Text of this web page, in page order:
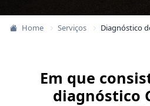
Home Serviços Diagnóstico
Em que
diagnóstico